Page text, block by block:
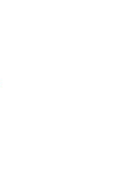
форму. В течение
Наш менеджер
время доставки